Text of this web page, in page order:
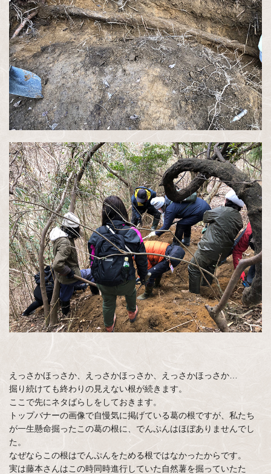
えっさかほっさか、えっさかほっさか、えっさかほっさか…
掘り続けても終わりの見えない根が続きます。
ここで先にネタばらしをしておきます。
トップバナーの画像で自慢気に掲げている葛の根ですが、私たち
が一生懸命掘ったこの葛の根に、でんぷんはほぼありませんでし
た。
なぜならこの根はでんぷんをためる根ではなかったからです。
実は藤本さんはこの時同時進行していた自然薯を掘っていたた